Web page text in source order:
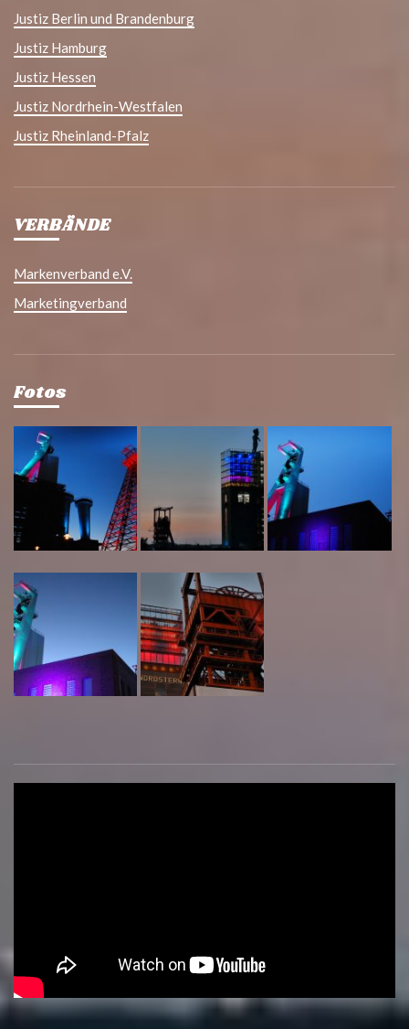
Justiz Berlin und Brandenburg
Justiz Hamburg
Justiz Hessen
Justiz Nordrhein-Westfalen
Justiz Rheinland-Pfalz
VERBÄNDE
Markenverband e.V.
Marketingverband
Fotos